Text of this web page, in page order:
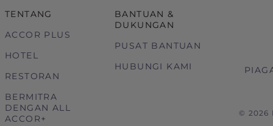
TENTANG
ACCOR PLUS
HOTEL
RESTORAN
BERMITRA
DENGAN ALL
ACCOR+
BANTUAN &
DUKUNGAN
PUSAT BANTUAN
HUBUNGI KAMI
© 2026